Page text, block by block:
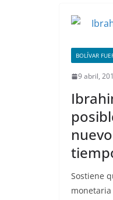
BOLÍVAR
9 abril,
Sostiene